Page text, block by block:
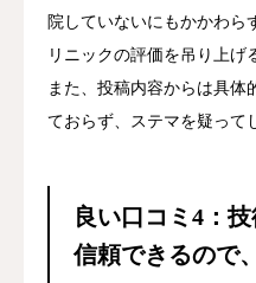
院していないにもかかわら
リニックの評価を吊り上げ
また、投稿内容からは具体
ておらず、ステマを疑って
良い口コミ4：
信頼できるので